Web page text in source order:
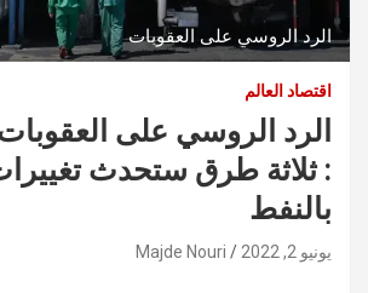
الرد الروسي على العقوبات
اقتصاد العالم
الرد الروسي على العقوبات
: ثلاثة طرق ستحدث
بالنفط
يونيو 2, 2022 Majde Nouri